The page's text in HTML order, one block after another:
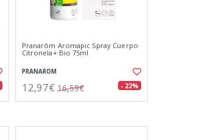
Pranarôm Aromapic Spray Cuerpo
Citronela+ Bio 75ml
PRANAROM
12,97€ 16,59€ - 22%